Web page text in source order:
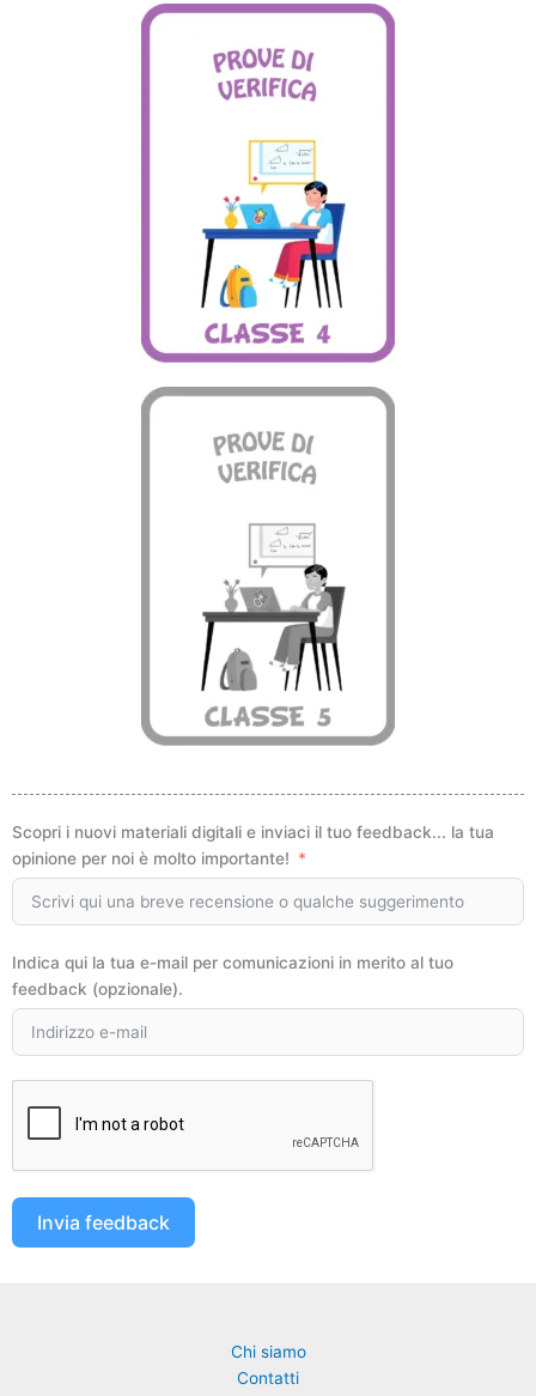
Scopri i nuovi materiali digitali e inviaci il tuo feedback... la tua
opinione per noi è molto importante!
Indica qui la tua e-mail per comunicazioni in merito al tuo
feedback (opzionale).
Invia feedback
Chi siamo
Contatti